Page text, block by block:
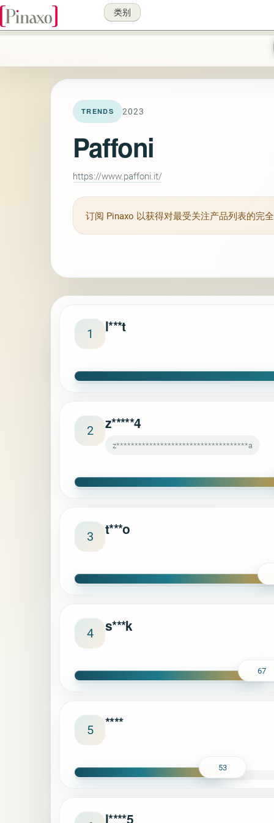
类别
TRENDS 2023
Paffoni
https://www.paffoni.it/
订阅 Pinaxo 以获得对最受关注产品列表的完
1 l***t
2 z*****4
z************************************a
3 t***o
4 s***k
67
5 ****
53
l****5